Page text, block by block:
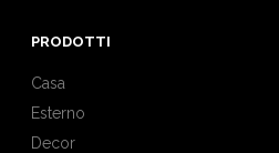
PRODOTTI
Casa
Esterno
Decor